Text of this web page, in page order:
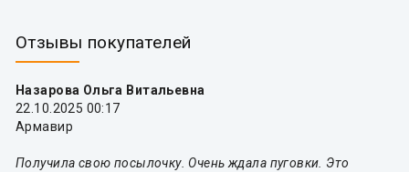
Отзывы покупателей
Назарова Ольга Витальевна
22.10.2025 00:17
Армавир
Получила свою посылочку. Очень ждала пуговки. Это